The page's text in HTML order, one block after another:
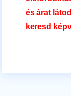
és árat
keresd